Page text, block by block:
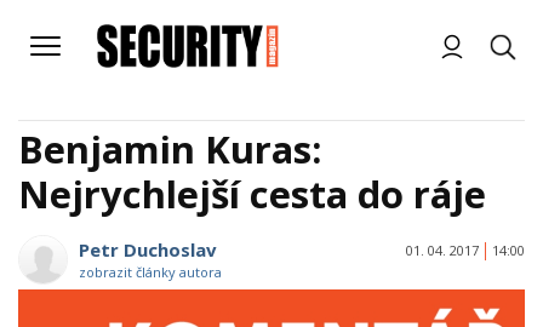
Benjamin Kuras:
Nejrychlejší cesta do ráje
Petr Duchoslav
zobrazit články autora
01. 04. 2017 14:00